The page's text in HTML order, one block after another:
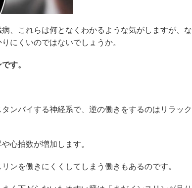
、これらは何となくわかるような気がしますが、な
にくいのではないでしょうか。
す。
ンバイする神経系で、逆の働きをするのはリラック
心拍数が増加します。
ンを働きにくくしてしまう働きもあるのです。